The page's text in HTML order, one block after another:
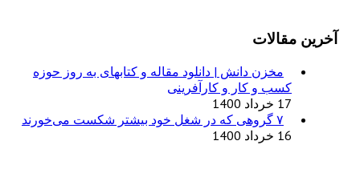
آخرین مقالات
مخزن دانش | دانلود مقاله و کتابهای به روز حوزه
کسب و کار و کارآفرینی
17 خرداد 1400
۷ گروهی که در شغل خود بیشتر شکست می‌خورند
16 خرداد 1400